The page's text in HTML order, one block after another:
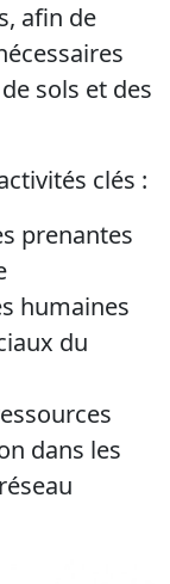
afin de
sols et des
clés :
prenantes
humaines
du
dans les